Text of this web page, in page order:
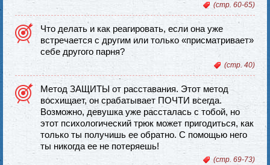
(стр. 60-65)
Что делать и как реагировать, если она уже
встречается с другим или только «присматривает»
себе другого парня?
(стр. 40)
Метод ЗАЩИТЫ от расставания. Этот метод
восхищает, он срабатывает ПОЧТИ всегда.
Возможно, девушка уже рассталась с тобой, но
этот психологический трюк может пригодиться, как
только ты получишь ее обратно. С помощью него
ты никогда ее не потеряешь!
(стр. 69-73)